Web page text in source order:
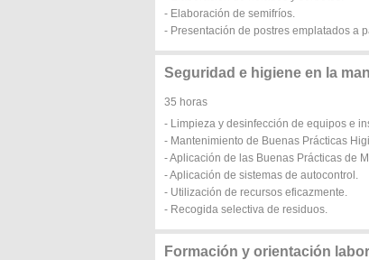
- Elaboración de semifríos.
- Presentación de postres emplatados a
Seguridad e higiene en la
35 horas
- Limpieza y desinfección de equipos e
- Mantenimiento de Buenas Prácticas
- Aplicación de las Buenas Prácticas de
- Aplicación de sistemas de autocontrol.
- Utilización de recursos eficazmente.
- Recogida selectiva de residuos.
Formación y orientación